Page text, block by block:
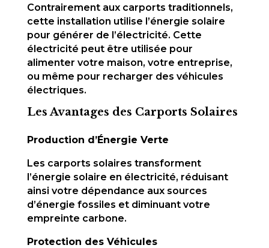
Contrairement aux carports traditionnels,
cette installation utilise l’énergie solaire
pour générer de l’électricité. Cette
électricité peut être utilisée pour
alimenter votre maison, votre entreprise,
ou même pour recharger des véhicules
électriques.
Les Avantages des Carports Solaires
Production d’Énergie Verte
Les carports solaires transforment
l’énergie solaire en électricité, réduisant
ainsi votre dépendance aux sources
d’énergie fossiles et diminuant votre
empreinte carbone.
Protection des Véhicules